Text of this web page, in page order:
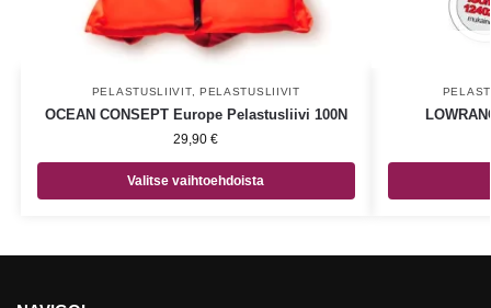
PELASTUSLIIVIT, PELASTUSLIIVIT
OCEAN CONSEPT Europe Pelastusliivi 100N
29,90€
Valitse vaihtoehdoista